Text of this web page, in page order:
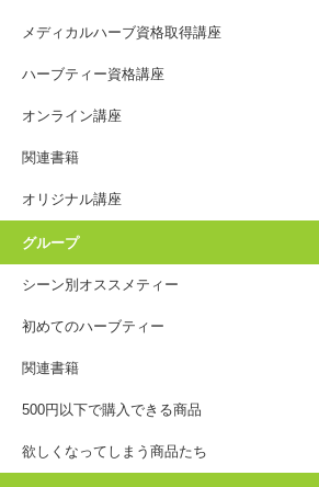
メディカルハーブ資格取得講座
ハーブティー資格講座
オンライン講座
関連書籍
オリジナル講座
グループ
シーン別オススメティー
初めてのハーブティー
関連書籍
500円以下で購入できる商品
欲しくなってしまう商品たち